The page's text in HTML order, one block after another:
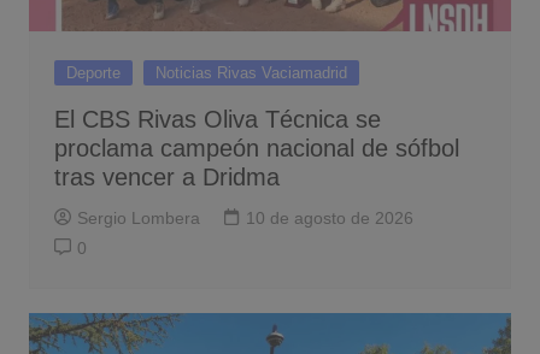
Deporte Noticias Rivas Vaciamadrid
El CBS Rivas Oliva Técnica se
proclama campeón nacional de sófbol
tras vencer a Dridma
Sergio Lombera
10 de agosto de 2026
0